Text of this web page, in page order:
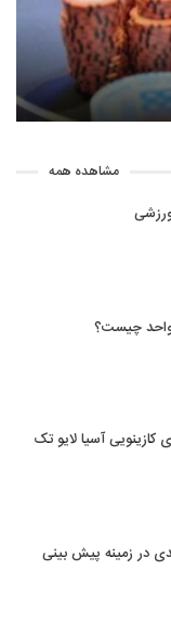
مشاهده همه
چیست؟
کازینویی آسیا لایو تک
در زمینه پیش بینی